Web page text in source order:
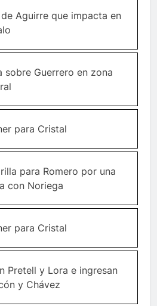
Aguirre que impacta en
sobre Guerrero en zona
para Cristal
para Romero por una
con Noriega
para Cristal
Pretell y Lora e ingresan
y Chávez